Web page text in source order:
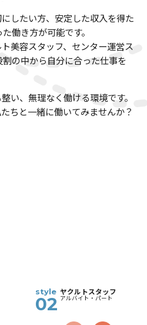
したい方、安定した収入を得た
働き方が可能です。
美容スタッフ、センター運営ス
割の中から自分に合った仕事を
い、無理なく働ける環境です。
ちと一緒に働いてみませんか？
style
02
ヤクルトスタッフ
アルバイト・パート